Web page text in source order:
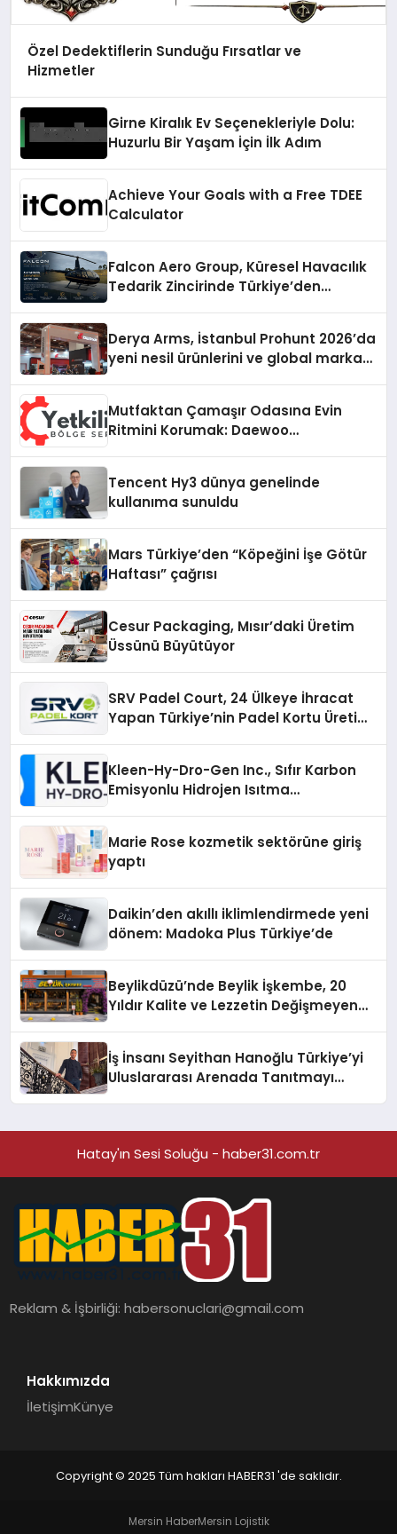
Özel Dedektiflerin Sunduğu Fırsatlar ve
Hizmetler
Girne Kiralık Ev Seçenekleriyle Dolu:
Huzurlu Bir Yaşam İçin İlk Adım
Achieve Your Goals with a Free TDEE
Calculator
Falcon Aero Group, Küresel Havacılık
Tedarik Zincirinde Türkiye’den
Derya Arms, İstanbul Prohunt 2026’da
yeni nesil ürünlerini ve global marka
Mutfaktan Çamaşır Odasına Evin
Ritmini Korumak: Daewoo
Tencent Hy3 dünya genelinde
kullanıma sunuldu
Mars Türkiye’den “Köpeğini İşe Götür
Haftası” çağrısı
Cesur Packaging, Mısır’daki Üretim
Üssünü Büyütüyor
SRV Padel Court, 24 Ülkeye İhracat
Yapan Türkiye’nin Padel Kortu Üretim
Kleen-Hy-Dro-Gen Inc., Sıfır Karbon
Emisyonlu Hidrojen Isıtma
Marie Rose kozmetik sektörüne giriş
yaptı
Daikin’den akıllı iklimlendirmede yeni
dönem: Madoka Plus Türkiye’de
Beylikdüzü’nde Beylik İşkembe, 20
Yıldır Kalite ve Lezzetin Değişmeyen
İş İnsanı Seyithan Hanoğlu Türkiye’yi
Uluslararası Arenada Tanıtmayı
Hatay'ın Sesi Soluğu - haber31.com.tr
Reklam & İşbirliği:habersonuclari@gmail.com
Hakkımızda
İletişimKünye
Copyright © 2025 Tüm hakları HABER31 'de saklıdır.
Mersin HaberMersin Lojistik